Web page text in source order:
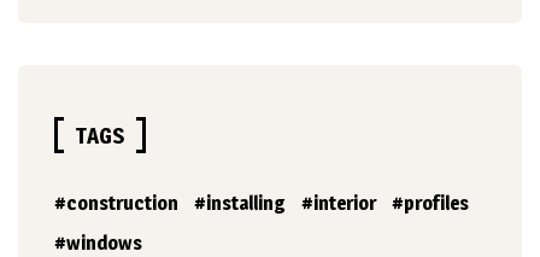
TAGS
construction installing interior
profiles
windows